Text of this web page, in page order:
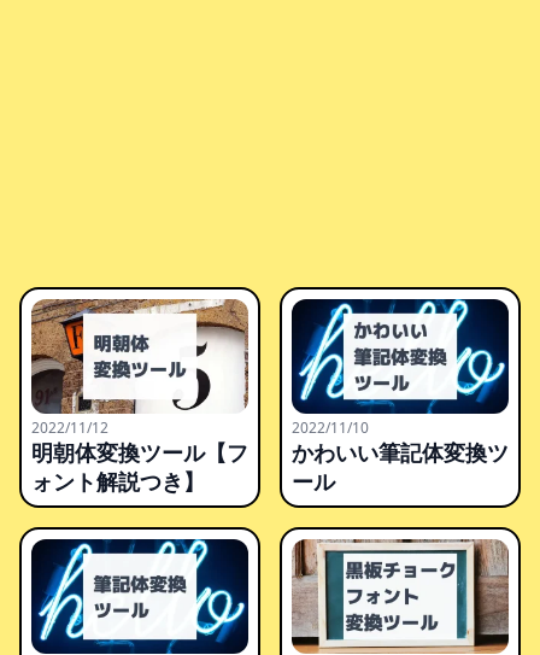
2022/11/12
明朝体変換ツール【フ
ォント解説つき】
2022/11/10
かわいい筆記体変換ツ
ール